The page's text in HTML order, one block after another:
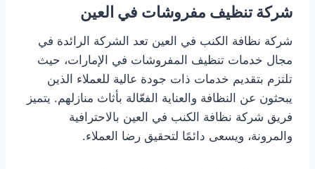
شركة تنظيف مفروشات في العين
شركة نظافة الكنب في العين تعد الشركة الرائدة في
مجال خدمات تنظيف المفروشات في الإمارات، حيث
تلتزم بتقديم خدمات ذات جودة عالية للعملاء الذين
يبحثون عن النظافة والعناية الفعّالة بأثاث منازلهم. يتميز
فريق شركة نظافة الكنب في العين بالاحترافية
والمرونة، ويسعى دائمًا لتحقيق رضا العملاء.